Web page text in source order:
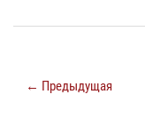
← Предыдущая